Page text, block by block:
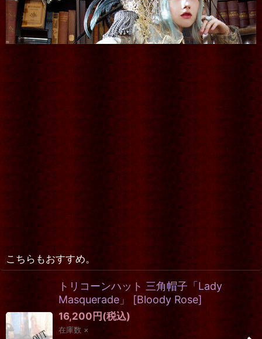
こちらもおすすめ。
トリコーンハット 三角帽子「Lady
Masquerade」
[Bloody Rose]
16,200円(税込)
在庫数 ×